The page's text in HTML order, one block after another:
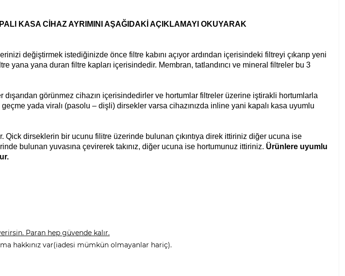
KASA CİHAZ AYRIMINI AŞAĞIDAKİ AÇIKLAMAYI OKUYARAK
değiştirmek istediğinizde önce filtre kabını açıyor ardından içerisindeki filtreyi çıkarıp yeni
yana yana duran filtre kapları içerisindedir. Membran, tatlandırıcı ve mineral filtreler bu 3
görünmez cihazın içerisindedirler ve hortumlar filtreler üzerine iştirakli hortumlarla
yada viralı (pasolu – dişli) dirsekler varsa cihazınızda inline yani kapalı kasa uyumlu
Qick dirseklerin bir ucunu filitre üzerinde bulunan çıkıntıya direk ittiriniz diğer ucuna ise
bulunan yuvasına çevirerek takınız, diğer ucuna ise hortumunuz ittiriniz. Ürünlere uyumlu
Paran hep güvende kalır.
hakkınız var(iadesi mümkün olmayanlar hariç).